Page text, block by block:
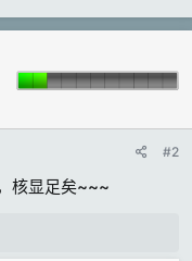
#2
核显足矣~~~